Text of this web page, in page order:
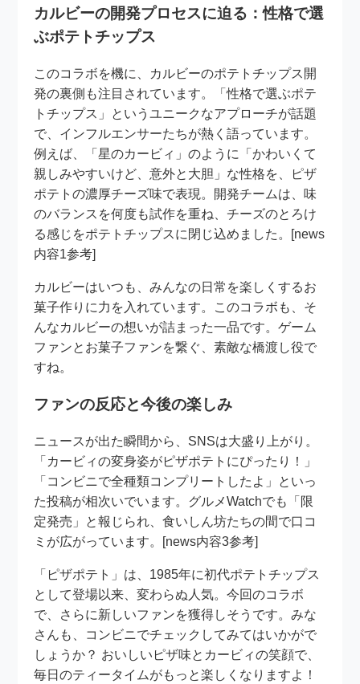
カルビーの開発プロセスに迫る：性格で選
ぶポテトチップス
このコラボを機に、カルビーのポテトチップス開
発の裏側も注目されています。「性格で選ぶポテ
トチップス」というユニークなアプローチが話題
で、インフルエンサーたちが熱く語っています。
例えば、「星のカービィ」のように「かわいくて
親しみやすいけど、意外と大胆」な性格を、ピザ
ポテトの濃厚チーズ味で表現。開発チームは、味
のバランスを何度も試作を重ね、チーズのとろけ
る感じをポテトチップスに閉じ込めました。[news
内容1参考]
カルビーはいつも、みんなの日常を楽しくするお
菓子作りに力を入れています。このコラボも、そ
んなカルビーの想いが詰まった一品です。ゲーム
ファンとお菓子ファンを繋ぐ、素敵な橋渡し役で
すね。
ファンの反応と今後の楽しみ
ニュースが出た瞬間から、SNSは大盛り上がり。
「カービィの変身姿がピザポテトにぴったり！」
「コンビニで全種類コンプリートしたよ」といっ
た投稿が相次いでいます。グルメWatchでも「限
定発売」と報じられ、食いしん坊たちの間で口コ
ミが広がっています。[news内容3参考]
「ピザポテト」は、1985年に初代ポテトチップス
として登場以来、変わらぬ人気。今回のコラボ
で、さらに新しいファンを獲得しそうです。みな
さんも、コンビニでチェックしてみてはいかがで
しょうか？ おいしいピザ味とカービィの笑顔で、
毎日のティータイムがもっと楽しくなりますよ！